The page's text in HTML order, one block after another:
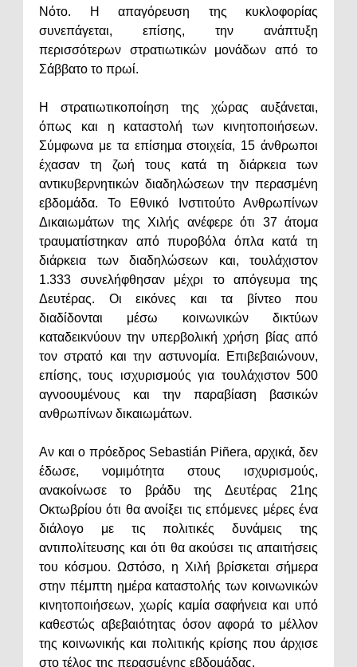
Νότο. Η απαγόρευση της κυκλοφορίας
συνεπάγεται, επίσης, την ανάπτυξη
περισσότερων στρατιωτικών μονάδων από το
Σάββατο το πρωί.
Η στρατιωτικοποίηση της χώρας αυξάνεται,
όπως και η καταστολή των κινητοποιήσεων.
Σύμφωνα με τα επίσημα στοιχεία, 15 άνθρωποι
έχασαν τη ζωή τους κατά τη διάρκεια των
αντικυβερνητικών διαδηλώσεων την περασμένη
εβδομάδα. Το Εθνικό Ινστιτούτο Ανθρωπίνων
Δικαιωμάτων της Χιλής ανέφερε ότι 37 άτομα
τραυματίστηκαν από πυροβόλα όπλα κατά τη
διάρκεια των διαδηλώσεων και, τουλάχιστον
1.333 συνελήφθησαν μέχρι το απόγευμα της
Δευτέρας. Οι εικόνες και τα βίντεο που
διαδίδονται μέσω κοινωνικών δικτύων
καταδεικνύουν την υπερβολική χρήση βίας από
τον στρατό και την αστυνομία. Επιβεβαιώνουν,
επίσης, τους ισχυρισμούς για τουλάχιστον 500
αγνοουμένους και την παραβίαση βασικών
ανθρωπίνων δικαιωμάτων.
Αν και ο πρόεδρος Sebastián Piñera, αρχικά, δεν
έδωσε, νομιμότητα στους ισχυρισμούς,
ανακοίνωσε το βράδυ της Δευτέρας 21ης
Οκτωβρίου ότι θα ανοίξει τις επόμενες μέρες ένα
διάλογο με τις πολιτικές δυνάμεις της
αντιπολίτευσης και ότι θα ακούσει τις απαιτήσεις
του κόσμου. Ωστόσο, η Χιλή βρίσκεται σήμερα
στην πέμπτη ημέρα καταστολής των κοινωνικών
κινητοποιήσεων, χωρίς καμία σαφήνεια και υπό
καθεστώς αβεβαιότητας όσον αφορά το μέλλον
της κοινωνικής και πολιτικής κρίσης που άρχισε
στο τέλος της περασμένης εβδομάδας.